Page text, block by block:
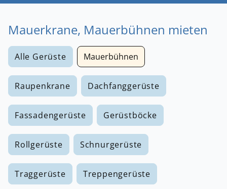
Mauerkrane, Mauerbühnen mieten
Alle Gerüste Mauerbühnen
Raupenkrane Dachfanggerüste
Fassadengerüste Gerüstböcke
Rollgerüste Schnurgerüste
Traggerüste Treppengerüste